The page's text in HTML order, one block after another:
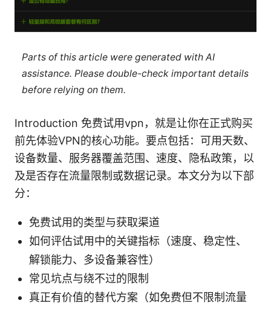
Parts of this article were generated with AI
assistance. Please double-check important details
before relying on them.
Introduction 免费试用vpn，就是让你在正式购买
前先体验VPN的核心功能。要点包括：可用天数、
设备数量、服务器覆盖范围、速度、隐私政策，以
及是否存在流量限制或数据记录。本文分为以下部
分：
免费试用的类型与获取渠道
如何评估试用中的关键指标（速度、稳定性、
解锁能力、多设备兼容性）
常见坑点与绕不过的限制
真正有价值的替代方案（如免费但不限制流量